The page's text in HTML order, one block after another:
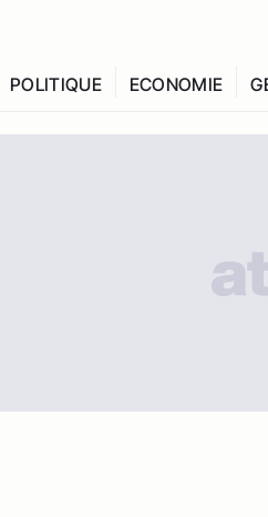
POLITIQUE ECONOMIE